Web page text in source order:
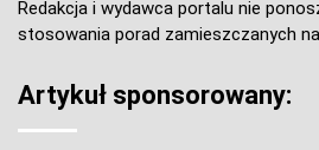
Redakcja i wydawca portalu nie
stosowania porad zamieszczanych
Artykuł sponsorowany: